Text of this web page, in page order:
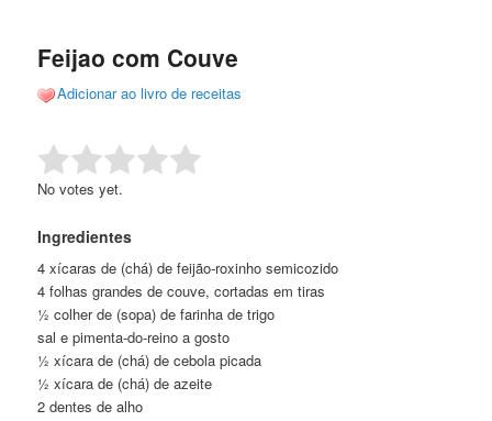
conteúdo
conteúdo
Feijao com Couve
Adicionar ao livro de receitas
Rate this item: Submit Rating
No votes yet.
Ingredientes
4 xícaras de (chá) de feijão-roxinho semicozido
4 folhas grandes de couve, cortadas em tiras
½ colher de (sopa) de farinha de trigo
sal e pimenta-do-reino a gosto
½ xícara de (chá) de cebola picada
½ xícara de (chá) de azeite
2 dentes de alho